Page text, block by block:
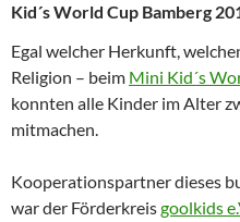
Kid´s World Cup Bamberg
Egal welcher Herkunft,
Religion – beim Mini Kid´s
konnten alle Kinder im Alter
mitmachen.
Kooperationspartner dieses
war der Förderkreisgoolkids